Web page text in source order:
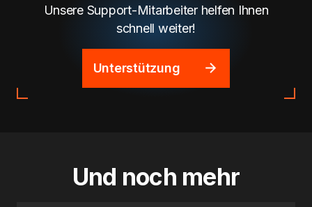
Unsere Support-Mitarbeiter helfen Ihnen
schnell weiter!
Unterstützung
Und noch mehr